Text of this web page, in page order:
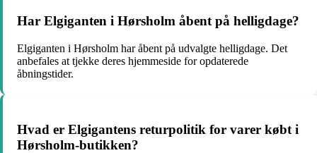
Har Elgiganten i Hørsholm åbent på helligdage?
Elgiganten i Hørsholm har åbent på udvalgte helligdage. Det
anbefales at tjekke deres hjemmeside for opdaterede
åbningstider.
Hvad er Elgigantens returpolitik for varer købt i
Hørsholm-butikken?